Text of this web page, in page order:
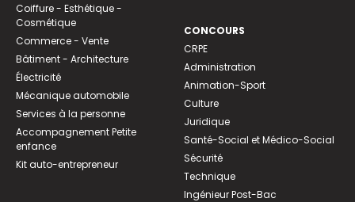
Coiffure - Esthétique -
Cosmétique
Commerce - Vente
Bâtiment - Architecture
Électricité
Mécanique automobile
Services à la personne
Accompagnement Petite
enfance
Kit auto-entrepreneur
CONCOURS
CRPE
Administration
Animation-Sport
Culture
Juridique
Santé-Social et Médico-Social
Sécurité
Technique
Ingénieur Post-Bac